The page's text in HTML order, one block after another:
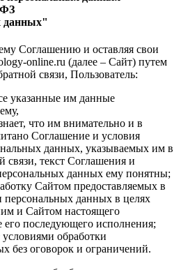
ФЗ
данных"
Соглашению и оставляя свои
online.ru (далее – Сайт) путем
связи, Пользователь:
указанные им данные
что им внимательно и в
Соглашение и условия
данных, указываемых им в
связи, текст Соглашения и
данных ему понятны;
Сайтом предоставляемых в
персональных данных в целях
и Сайтом настоящего
его последующего исполнения;
обработки
без оговорок и ограничений.